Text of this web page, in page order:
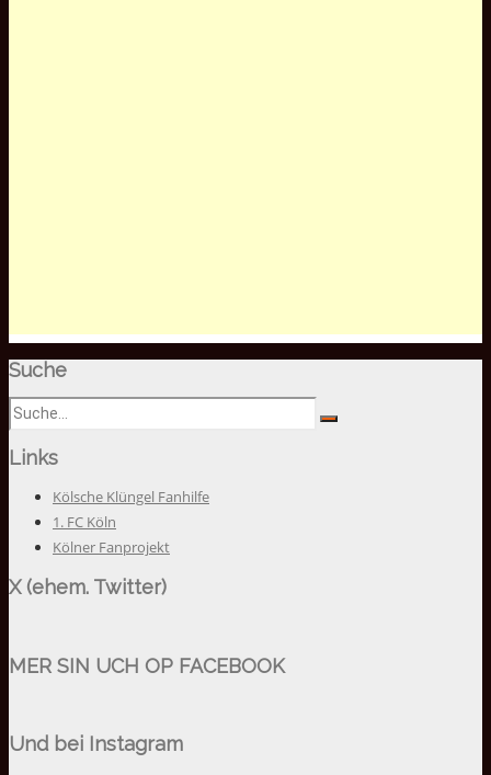
Suche
Links
Kölsche Klüngel Fanhilfe
1. FC Köln
Kölner Fanprojekt
X (ehem. Twitter)
MER SIN UCH OP FACEBOOK
Und bei Instagram